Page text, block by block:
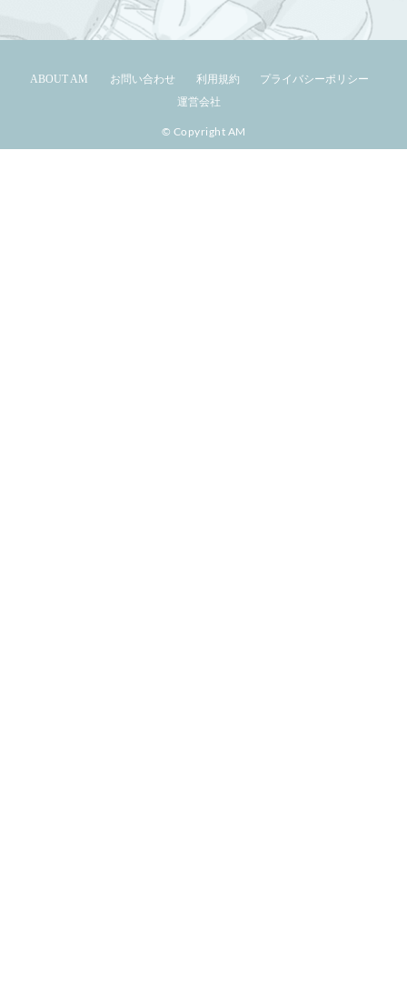
ABOUT AM お問い合わせ 利用規約
プライバシーポリシー
運営会社
© Copyright AM